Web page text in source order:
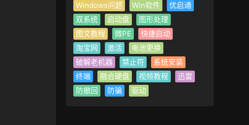
Windows问题
Win软件
优启通
双系统
启动盘
图形处理
图文教程
微PE
快捷启动
淘宝网
激活
电池更换
破解老机器
禁止符
系统安装
终端
融合硬盘 视频教程
迅雷
防撤回
防骗 驱动